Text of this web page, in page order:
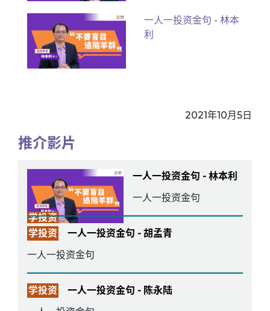
一人一投资金句 - 林本
利
2021年10月5日
推介影片
学投资
一人一投资金句 - 林本利
一人一投资金句
学投资
一人一投资金句 - 胡孟青
一人一投资金句
学投资
一人一投资金句 - 陈永陆